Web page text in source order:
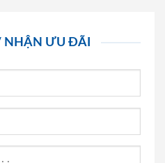
ƯU ĐÃI